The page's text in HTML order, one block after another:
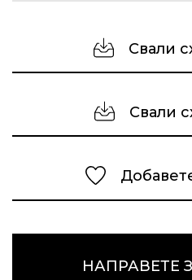
Свали
Свали
НАПРАВЕТЕ